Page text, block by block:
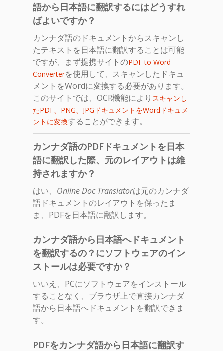
語から日本語に翻訳するにはどうすれ
ばよいですか？
カンナダ語のドキュメントからスキャンし
たテキストを日本語に翻訳することは可能
ですが、まず提携サイトのPDF to Word
Converterを使用して、スキャンしたドキュ
メントをWordに変換する必要があります。
このサイトでは、OCR機能により スキャンし
たPDF、PNG、JPGドキュメントをWordドキュメ
ントに変換することができます。
カンナダ語のPDFドキュメントを日本
語に翻訳した際、元のレイアウトは維
持されますか？
はい、 Online Doc Translatorは元のカンナダ
語ドキュメントのレイアウトを保ったま
ま、PDFを日本語に翻訳します。
カンナダ語から日本語へドキュメント
を翻訳するの？にソフトウェアのイン
ストールは必要ですか？
いいえ、PCにソフトウェアをインストール
することなく、ブラウザ上で直接カンナダ
語から日本語へドキュメントを翻訳できま
す。
PDFをカンナダ語から日本語に翻訳す